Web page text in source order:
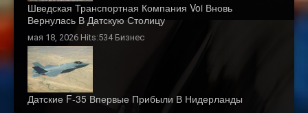
Шведская Транспортная Компания Voi Вновь
Вернулась В Датскую Столицу
мая 18, 2026 Hits:534 Бизнес
Датские F-35 Впервые Прибыли В Нидерланды